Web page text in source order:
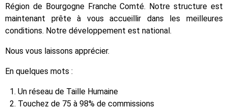
Région de Bourgogne Franche Comté. Notre structure est
maintenant prête à vous accueillir dans les meilleures
conditions. Notre développement est national.
Nous vous laissons apprécier.
En quelques mots :
Un réseau de Taille Humaine
Touchez de 75 à 98% de commissions